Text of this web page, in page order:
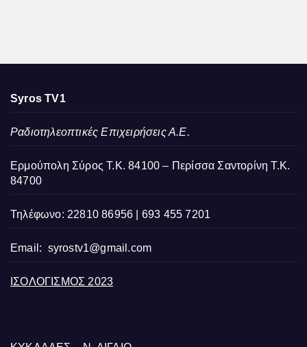
Syros TV1
Ραδιοτηλεοπτικές Επιχειρήσεις Α.Ε.
Ερμούπολη Σύρος Τ.Κ. 84100 – Περίσσα Σαντορίνη Τ.Κ.
84700
Τηλέφωνο: 22810 86956 | 693 455 7201
Email: syrostv1@gmail.com
ΙΣΟΛΟΓΙΣΜΟΣ 2023